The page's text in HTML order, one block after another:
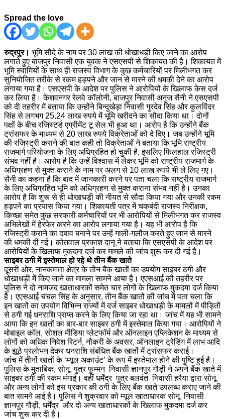
Spread the love
रुद्रपुर। भूमि सौदे के नाम पर 30 लाख की धोखाधड़ी किए जाने का आरोप
लगाते हुए बाजपुर निवासी एक युवक ने एसएसपी से शिकायत की है। शिकायत में
भूमि स्वामियों के साथ ही राजस्व विभाग के कुछ कर्मचारियों पर मिलीभगत कर
सुनियोजित तरीके से रकम हड़पने और जान से मारने की धमकी देने का आरोप
लगाया गया है। एसएसपी के आदेश पर पुलिस ने आरोपियों के खिलाफ केस दर्ज
कर लिया है। केशवनगर रेलवे कॉलोनी, बाजपुर निवासी अनुज सैनी ने एसएसपी
को दी तहरीर में बताया कि उन्होंने बिन्दुखेड़ा निवासी गुरदेव सिंह और कुलविंदर
सिंह से लगभग 25.24 लाख रुपये में भूमि खरीदने का सौदा किया था। दोनों
पक्षों के बीच रजिस्टर्ड एग्रीमेंट टू सेल भी हुआ था। आरोप है कि उन्होंने बैंक
ट्रांसफर के माध्यम से 20 लाख रुपये विक्रेताओं को दे दिए। जब उन्होंने भूमि
की रजिस्ट्री कराने की बात कही तो विक्रेताओं ने बताया कि भूमि राष्ट्रीय
राजमार्ग परियोजना के लिए अधिग्रहित हो चुकी है, इसलिए फिलहाल रजिस्ट्री
संभव नहीं है। आरोप है कि उन्हें विश्वास में लेकर भूमि को राष्ट्रीय राजमार्ग के
अधिग्रहण से मुक्त कराने के नाम पर अलग से 10 लाख रुपये भी ले लिए गए।
सैनी का कहना है कि बाद में जानकारी करने पर पता चला कि राष्ट्रीय राजमार्ग
के लिए अधिग्रहित भूमि को अधिग्रहण से मुक्त कराना संभव नहीं है। उनका
आरोप है कि शुरू से ही धोखाधड़ी की नीयत से सौदा किया गया और उनकी रकम
हड़पने का प्रयास किया गया। शिकायती पत्र में चकबंदी राजस्व निरीक्षक,
किच्छा समेत कुछ सरकारी कर्मचारियों पर भी आरोपियों से मिलीभगत कर राजस्व
अभिलेखों में हेरफेर करने का आरोप लगाया गया है। यह भी आरोप है कि
रजिस्ट्री कराने का दबाव बनाने पर उन्हें गाली-गलौज करते हुए जान से मारने
की धमकी दी गई। कोतवाल प्रकाश दानू ने बताया कि एसएसपी के आदेश पर
आरोपियों के खिलाफ मुकदमा दर्ज कर मामले की जांच शुरू कर दी गई है।
साइबर ठगी में इस्तेमाल हो रहे थे तीन बैंक खाते
दूसरी ओर, नानकमत्ता क्षेत्र के तीन बैंक खातों का उपयोग साइबर ठगी और
धोखाधड़ी में किए जाने का मामला सामने आया है। एएसआई की तहरीर पर
पुलिस ने दो नामजद खाताधारकों समेत चार लोगों के खिलाफ मुकदमा दर्ज किया
है। एएसआई चंचल सिंह के अनुसार, तीन बैंक खातों की जांच में पता चला कि
इन खातों का उपयोग विभिन्न राज्यों में दर्ज साइबर धोखाधड़ी के मामलों में पीड़ितों
से ठगी गई धनराशि प्राप्त करने के लिए किया जा रहा था। जांच में यह भी सामने
आया कि इन खातों का बार-बार साइबर ठगी में इस्तेमाल किया गया। आरोपियों ने
मोबाइल कॉल, सोशल मीडिया प्लेटफॉर्म और ऑनलाइन एप्लिकेशन के माध्यम से
लोगों को अधिक निवेश रिटर्न, नौकरी के अवसर, ऑनलाइन ट्रेडिंग में लाभ आदि
के झूठे प्रलोभन देकर धनराशि संबंधित बैंक खातों में ट्रांसफर कराई।
जांच में तीनों खातों के ‘म्यूल अकाउंट’ के रूप में इस्तेमाल होने की पुष्टि हुई है।
पुलिस के मुताबिक, सोनू पुत्र फुम्मन निवासी ज्ञानपुर गौड़ी ने अपने बैंक खाते में
साइबर ठगी की रकम मंगाई। वहीं धर्मेंद्र पुत्र बलवंत निवासी हरैया द्वारा सोनू
और अन्य लोगों को इस प्रकार की ठगी के लिए बैंक खाते उपलब्ध कराए जाने की
बात सामने आई है। पुलिस ने शुक्रवार को म्यूल खाताधारक सोनू निवासी
ज्ञानपुर गौड़ी, धर्मेंद्र और दो अन्य खाताधारकों के खिलाफ मुकदमा दर्ज कर
जांच शुरू कर दी है।